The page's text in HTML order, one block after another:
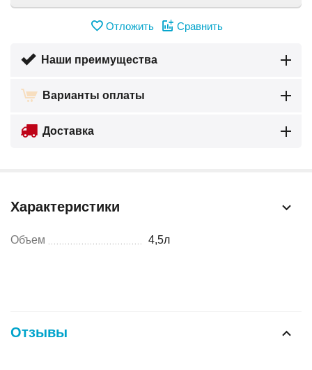
Отложить Сравнить
Наши преимущества
Варианты оплаты
Доставка
Характеристики
Объем 4,5л
Отзывы